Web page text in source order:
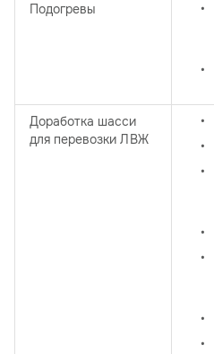
Подогревы
Доработка шасси
для перевозки ЛВЖ